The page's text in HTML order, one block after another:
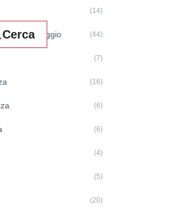
Cerca
(14)
di viaggio (44)
(7)
(16)
(6)
(6)
(4)
(5)
(20)